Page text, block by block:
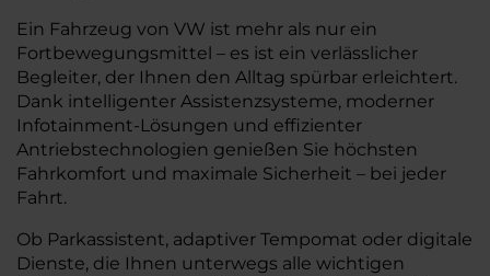
Ein Fahrzeug von VW ist mehr als nur ein
Fortbewegungsmittel – es ist ein verlässlicher
Begleiter, der Ihnen den Alltag spürbar erleichtert.
Dank intelligenter Assistenzsysteme, moderner
Infotainment-Lösungen und effizienter
Antriebstechnologien genießen Sie höchsten
Fahrkomfort und maximale Sicherheit – bei jeder
Fahrt.
Ob Parkassistent, adaptiver Tempomat oder digitale
Dienste, die Ihnen unterwegs alle wichtigen